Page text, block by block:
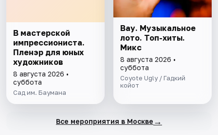
В мастерской
импрессиониста.
Пленэр для юных
художников
8 августа 2026 •
суббота
Сад им. Баумана
Вау. Музыкальное
лото. Топ-хиты.
Микс
8 августа 2026 •
суббота
Coyote Ugly / Гадкий
койот
Все мероприятия в Москве →